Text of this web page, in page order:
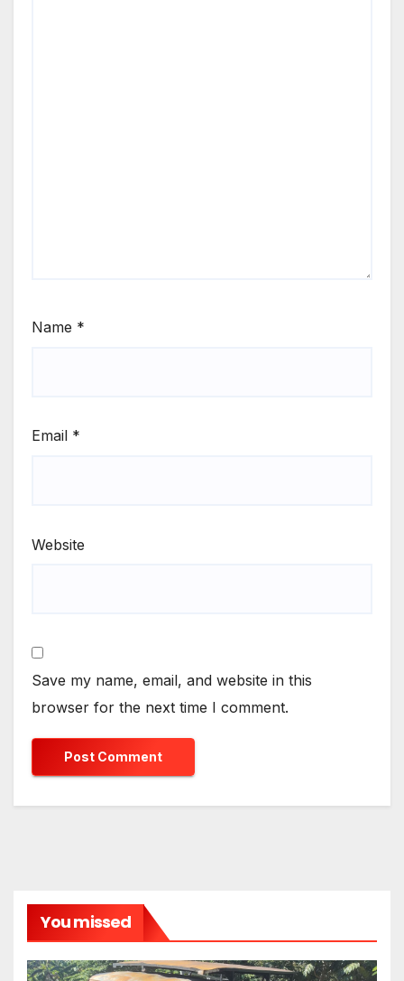
Name *
Email *
Website
Save my name, email, and website in this
browser for the next time I comment.
You missed